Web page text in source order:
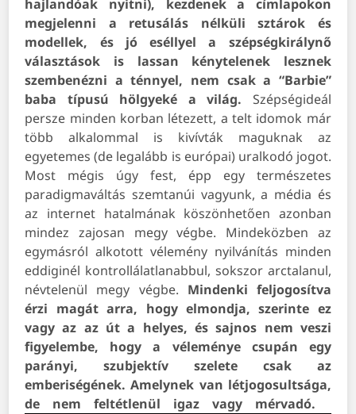
hajlandóak nyitni), kezdenek a címlapokon
megjelenni a retusálás nélküli sztárok és
modellek, és jó eséllyel a szépségkirálynő
választások is lassan kénytelenek lesznek
szembenézni a ténnyel, nem csak a “Barbie”
baba típusú hölgyeké a világ.
Szépségideál
persze minden korban létezett, a telt idomok már
több alkalommal is kivívták maguknak az
egyetemes (de legalább is európai) uralkodó jogot.
Most mégis úgy fest, épp egy természetes
paradigmaváltás szemtanúi vagyunk, a média és
az internet hatalmának köszönhetően azonban
mindez zajosan megy végbe. Mindeközben az
egymásról alkotott vélemény nyilvánítás minden
eddiginél kontrollálatlanabbul, sokszor arctalanul,
névtelenül megy végbe. Mindenki feljogosítva
érzi magát arra, hogy elmondja, szerinte ez
vagy az az út a helyes, és sajnos nem veszi
figyelembe, hogy a véleménye csupán egy
parányi, szubjektív szelete csak az
emberiségének. Amelynek van létjogosultsága,
de nem feltétlenül igaz vagy mérvadó.